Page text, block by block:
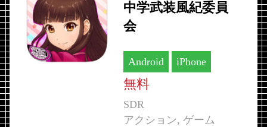
中学武装風紀委員
会
Android iPhone
無料
SDR
アクション, ゲーム